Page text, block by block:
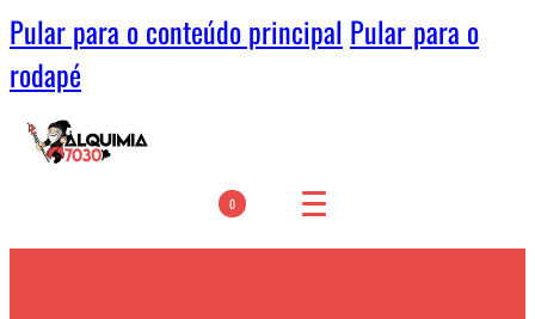
Pular para o conteúdo principal Pular para o
rodapé
0